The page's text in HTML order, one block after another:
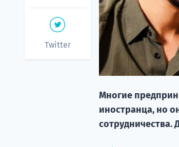
Twitter
Многие
иностранца, но
сотрудничества.